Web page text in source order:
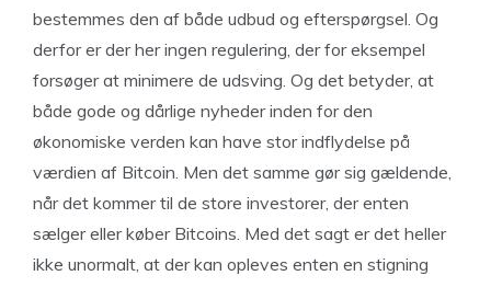
bestemmes den af både udbud og efterspørgsel. Og
derfor er der her ingen regulering, der for eksempel
forsøger at minimere de udsving. Og det betyder, at
både gode og dårlige nyheder inden for den
økonomiske verden kan have stor indflydelse på
værdien af Bitcoin. Men det samme gør sig gældende,
når det kommer til de store investorer, der enten
sælger eller køber Bitcoins. Med det sagt er det heller
ikke unormalt, at der kan opleves enten en stigning